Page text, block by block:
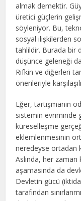
almak demektir.
üretici güçlerin
söyleniyor. Bu,
sosyal ilişkilerden
tahlildir. Burada bir
düşünce geleneği
Rifkin ve diğerleri
önerileriyle
Eğer, tartışmanın
sistemin evriminde
küreselleşme
eklemlenmesinin
neredeyse ortadan
Aslında, her
aşamasında da
Devletin gücü
tarafından